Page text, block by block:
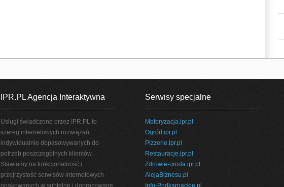
IPR.PL Agencja Interaktywna
Usługi świadczone przez IPR.PL to
szereg internetowych rozwiązań
indywidualnie dopasowywanych do
potrzeb poszczególnych klientów.
Stawiamy na funkcjonalność i
przejrzystość serwisów internetowych
opakowanych w subtelne i dopracowane
Serwisy specjalne
Motoryzacja.ipr.pl
Ogród.ipr.pl
Pizzerie.ipr.pl
Restauracje.ipr.pl
Zdrowie-uroda.ipr.pl
AlejaBiznesu.pl
Info-Podkarpackie.pl